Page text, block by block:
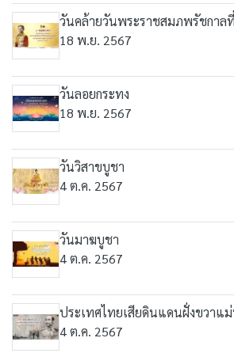
วันคล้ายวันพระราชสมภพรัชกาล
18 พ.ย. 2567
วันลอยกระทง
18 พ.ย. 2567
วันวิสาขบูชา
4 ต.ค. 2567
วันมาฆบูชา
4 ต.ค. 2567
ประเทศไทยเสียดินแดนฝั่งขวาแม่
4 ต.ค. 2567